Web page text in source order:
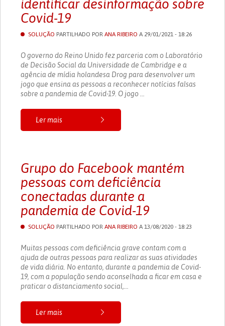
identificar desinformação sobre
Covid-19
SOLUÇÃO PARTILHADO POR ANA RIBEIRO A 29/01/2021 - 18:26
O governo do Reino Unido fez parceria com o Laboratório
de Decisão Social da Universidade de Cambridge e a
agência de mídia holandesa Drog para desenvolver um
jogo que ensina as pessoas a reconhecer notícias falsas
sobre a pandemia de Covid-19. O jogo ...
Ler mais
Grupo do Facebook mantém
pessoas com deficiência
conectadas durante a
pandemia de Covid-19
SOLUÇÃO PARTILHADO POR ANA RIBEIRO A 13/08/2020 - 18:23
Muitas pessoas com deficiência grave contam com a
ajuda de outras pessoas para realizar as suas atividades
de vida diária. No entanto, durante a pandemia de Covid-
19, com a população sendo aconselhada a ficar em casa e
praticar o distanciamento social,...
Ler mais